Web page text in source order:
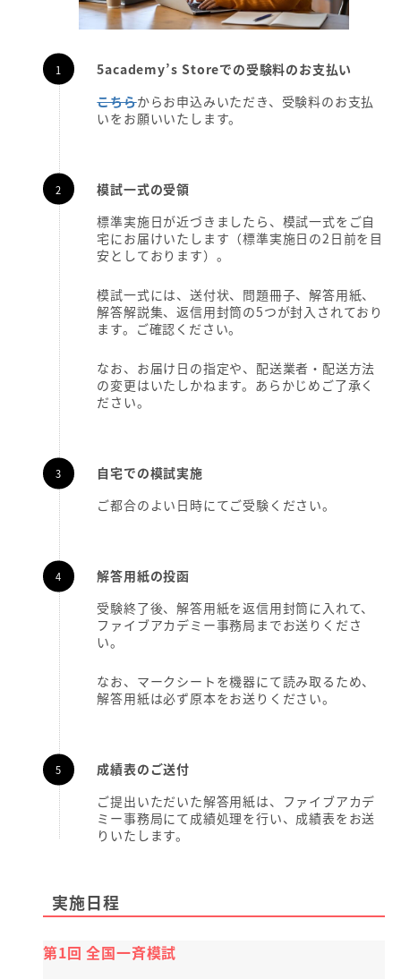
5academy’s Storeでの受験料のお支払い
こちらからお申込みいただき、受験料のお支払
いをお願いいたします。
模試一式の受領
標準実施日が近づきましたら、模試一式をご自
宅にお届けいたします（標準実施日の2日前を目
安としております）。
模試一式には、送付状、問題冊子、解答用紙、
解答解説集、返信用封筒の5つが封入されており
ます。ご確認ください。
なお、お届け日の指定や、配送業者・配送方法
の変更はいたしかねます。あらかじめご了承く
ださい。
自宅での模試実施
ご都合のよい日時にてご受験ください。
解答用紙の投函
受験終了後、解答用紙を返信用封筒に入れて、
ファイブアカデミー事務局までお送りくださ
い。
なお、マークシートを機器にて読み取るため、
解答用紙は必ず原本をお送りください。
成績表のご送付
ご提出いただいた解答用紙は、ファイブアカデ
ミー事務局にて成績処理を行い、成績表をお送
りいたします。
実施日程
第1回 全国一斉模試